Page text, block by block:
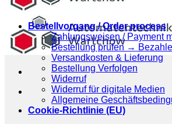
Bestellvorgang / Order process
Zahlungsweisen / Payment
Bestellung prüfen →
Versandkosten & Lieferung
Bestellung Verfolgen
Widerruf
Widerruf für digitale Medien
Allgemeine
Cookie-Richtlinie (EU)